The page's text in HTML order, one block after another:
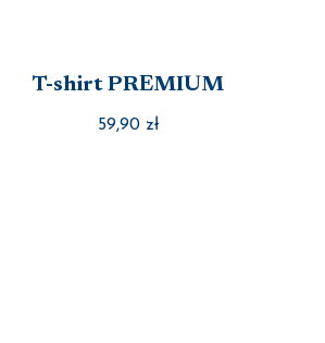
T-shirt PREMIUM
59,90 zł